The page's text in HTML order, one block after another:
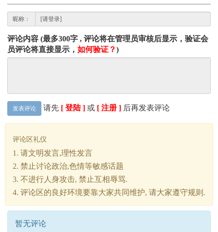
昵称：
评论内容 (最多300字 , 评论将在管理员审核后显示，验证会
员评论将直接显示， 如何验证？)
发表评论 请先 [ 登陆 ] 或 [ 注册 ] 后再发表评论
评论区礼仪
1. 请文明发言,理性发言
2. 禁止讨论政治,色情等敏感话题
3. 不进行人身攻击, 禁止互相辱骂.
4. 评论区的良好环境要靠大家共同维护, 请大家遵守规则.
暂无评论